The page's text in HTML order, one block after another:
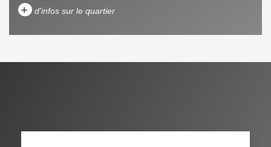
+ d'infos sur le quartier